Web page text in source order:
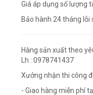
Giá áp dụng số lượng
Bảo hành 24 tháng lỗi
Hàng sản xuất theo
Lh : 0978741437
Xưởng nhận thi công
- Giao hàng miễn phí